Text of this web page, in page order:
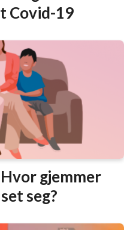
Covid-19
gjemmer
seg?